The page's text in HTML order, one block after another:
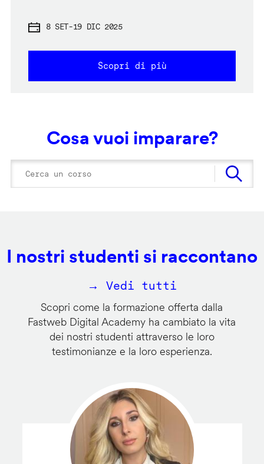
8 SET-19 DIC 2025
Scopri di più
Cosa vuoi imparare?
I nostri studenti si raccontano
→ Vedi tutti
Scopri come la formazione offerta dalla
Fastweb Digital Academy ha cambiato la vita
dei nostri studenti attraverso le loro
testimonianze e la loro esperienza.